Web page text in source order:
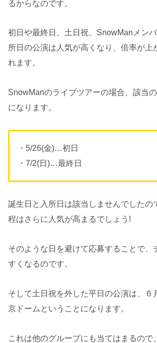
るからなのです。
初日や最終日、土日祝、SnowManメン
所日の公演は人気が高くなり、倍率が上
れます。
SnowManのライブツアーの場合、該当
になります。
・5/26(金)…初日
・7/2(日)…最終日
誕生日と入所日は該当しませんでしたの
程はさらに人気が高まるでしょう!
そのような日を避けて応募することで、
すくなるのです。
そして土日祝を外した平日の公演は、６
京ドームということになります。
これは他のグループにも当てはまるので